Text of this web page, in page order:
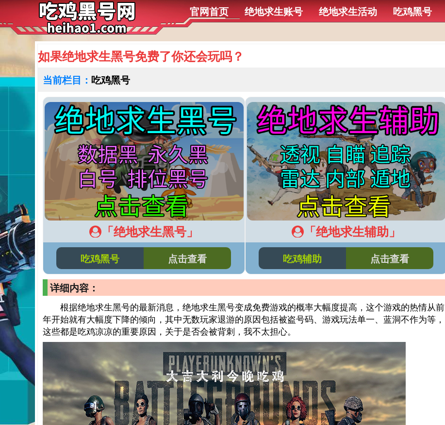
官网首页 绝地求生账号 绝地求生活动 吃鸡黑号
如果绝地求生黑号免费了你还会玩吗？
当前栏目： 吃鸡黑号
「绝地求生黑号」
吃鸡黑号 点击查看
「绝地求生辅助」
吃鸡辅助 点击查看
详细内容：
根据绝地求生黑号的最新消息，绝地求生黑号变成免费游戏的概率大幅度提高，这个游戏的热情从前
年开始就有大幅度下降的倾向，其中无数玩家退游的原因包括被盗号码、游戏玩法单一、蓝洞不作为等，
这些都是吃鸡凉凉的重要原因，关于是否会被背刺，我不太担心。